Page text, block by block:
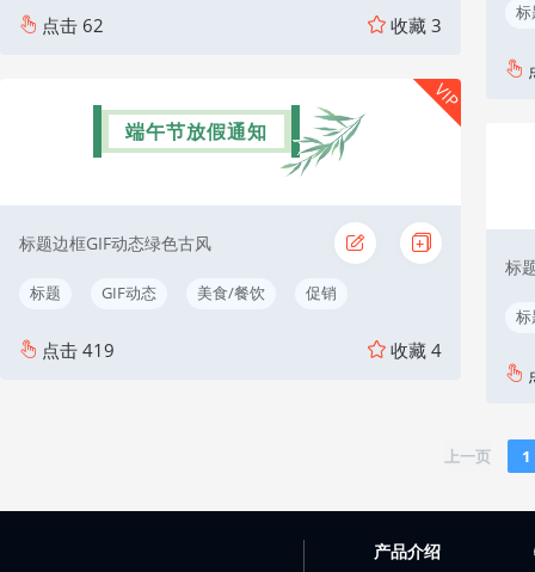
点击 62 收藏 3
端午节放假通知
标题边框GIF动态绿色古风
标题 GIF动态 美食/餐饮 促销
点击 419 收藏 4
VIP
标
标
标
上一页 1
产品介绍